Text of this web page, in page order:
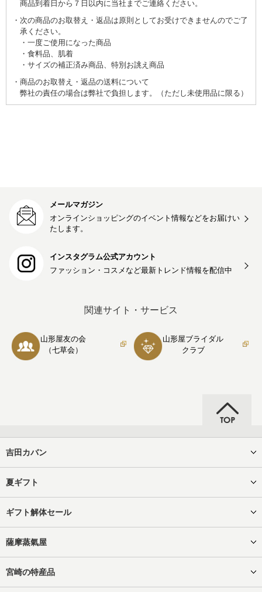
商品到着日から７日以内に当社までご連絡ください。
次の商品のお取替え・返品は原則としてお受けできませんのでご了
承ください。
一度ご使用になった商品
食料品、肌着
サイズの補正済み商品、特別お誂え商品
商品のお取替え・返品の送料について
弊社の責任の場合は弊社で負担します。（ただし未使用品に限る）
メールマガジン
オンラインショッピングのイベント情報などをお届けい
たします。
インスタグラム公式アカウント
ファッション・コスメなど最新トレンド情報を配信中
関連サイト・サービス
山形屋友の会
（七草会）
山形屋ブライダル
クラブ
吉田カバン
夏ギフト
ギフト解体セール
薩摩蒸氣屋
宮崎の特産品